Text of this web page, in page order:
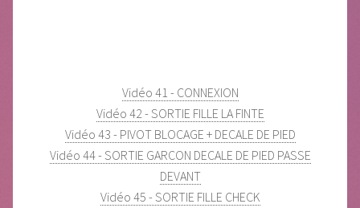
Vidéo 41 - CONNEXION
Vidéo 42 - SORTIE FILLE LA FINTE
Vidéo 43 - PIVOT BLOCAGE + DECALE DE PIED
Vidéo 44 - SORTIE GARCON DECALE DE PIED PASSE
DEVANT
Vidéo 45 - SORTIE FILLE CHECK